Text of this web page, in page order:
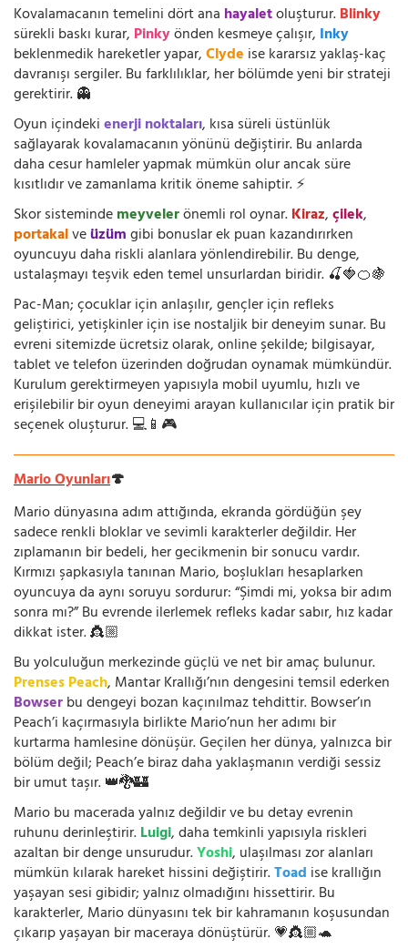
Kovalamacanın temelini dört ana hayaletoluşturur.Blinky
sürekli baskı kurar, Pinkyönden kesmeye çalışır, Inky
beklenmedik hareketler yapar,Clyde ise kararsız yaklaş-kaç
davranışı sergiler. Bu farklılıklar, her bölümde yeni bir strateji
gerektirir. 👻
Oyun içindekienerji noktaları, kısa süreli üstünlük
sağlayarak kovalamacanın yönünü değiştirir. Bu anlarda
daha cesur hamleler yapmak mümkün olur ancak süre
kısıtlıdır ve zamanlama kritik öneme sahiptir. ⚡
Skor sistemindemeyvelerönemli rol oynar.Kiraz,çilek,
portakalveüzümgibi bonuslar ek puan kazandırırken
oyuncuyu daha riskli alanlara yönlendirebilir. Bu denge,
ustalaşmayı teşvik eden temel unsurlardan biridir. 🍒🍓🍊🍇
Pac-Man; çocuklar için anlaşılır, gençler için refleks
geliştirici, yetişkinler için ise nostaljik bir deneyim sunar. Bu
evreni sitemizde ücretsiz olarak, online şekilde; bilgisayar,
tablet ve telefon üzerinden doğrudan oynamak mümkündür.
Kurulum gerektirmeyen yapısıyla mobil uyumlu, hızlı ve
erişilebilir bir oyun deneyimi arayan kullanıcılar için pratik bir
seçenek oluşturur. 💻📱🎮
Mario Oyunları🍄
Mario dünyasına adım attığında, ekranda gördüğün şey
sadece renkli bloklar ve sevimli karakterler değildir. Her
zıplamanın bir bedeli, her gecikmenin bir sonucu vardır.
Kırmızı şapkasıyla tanınan Mario, boşlukları hesaplarken
oyuncuya da aynı soruyu sordurur: “Şimdi mi, yoksa bir adım
sonra mı?” Bu evrende ilerlemek refleks kadar sabır, hız kadar
dikkat ister. 👸🏼
Bu yolculuğun merkezinde güçlü ve net bir amaç bulunur.
Prenses Peach, Mantar Krallığı’nın dengesini temsil ederken
Bowserbu dengeyi bozan kaçınılmaz tehdittir. Bowser’ın
Peach’i kaçırmasıyla birlikte Mario’nun her adımı bir
kurtarma hamlesine dönüşür. Geçilen her dünya, yalnızca bir
bölüm değil; Peach’e biraz daha yaklaşmanın verdiği sessiz
bir umut taşır. 👑🐉🏰
Mario bu macerada yalnız değildir ve bu detay evrenin
ruhunu derinleştirir.Luigi, daha temkinli yapısıyla riskleri
azaltan bir denge unsurudur.Yoshi, ulaşılması zor alanları
mümkün kılarak hareket hissini değiştirir.Toad ise krallığın
yaşayan sesi gibidir; yalnız olmadığını hissettirir. Bu
karakterler, Mario dünyasını tek bir kahramanın koşusundan
çıkarıp yaşayan bir maceraya dönüştürür. 💗👸🏼🐢